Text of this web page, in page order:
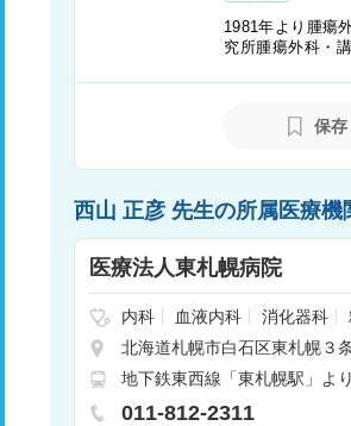
1981年より腫瘍
究所腫瘍外科・
に就任し、厚生
医機構理事長や
保存
西山 正彦 先生の所属医療機
医療法人東札幌病院
内科 血液内科 消化器科
腺外科
歯科口腔外科 歯科
腫瘍内科・外科
緩和ケア
北海道札幌市白石区東札幌３
地下鉄東西線「東札幌駅」よ
011-812-2311